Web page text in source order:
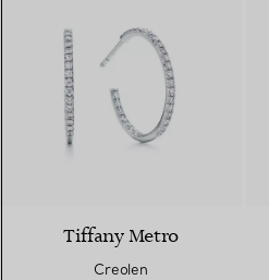
Tiffany Metro
Creolen